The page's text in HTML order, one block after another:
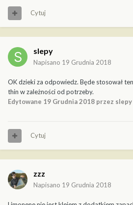
Cytuj
slepy
Napisano 19 Grudnia 2018
OK dzieki za odpowiedz. Będe stosował
thin w zależności od potrzeby.
Edytowane 19 Grudnia 2018 przez slepy
Cytuj
zzz
Napisano 19 Grudnia 2018